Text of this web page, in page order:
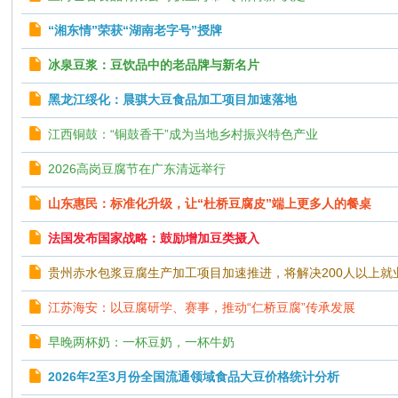
“湘东情”荣获“湖南老字号”授牌
冰泉豆浆：豆饮品中的老品牌与新名片
黑龙江绥化：晨骐大豆食品加工项目加速落地
江西铜鼓：“铜鼓香干”成为当地乡村振兴特色产业
2026高岗豆腐节在广东清远举行
山东惠民：标准化升级，让“杜桥豆腐皮”端上更多人的餐桌
法国发布国家战略：鼓励增加豆类摄入
贵州赤水包浆豆腐生产加工项目加速推进，将解决200人以上就
江苏海安：以豆腐研学、赛事，推动“仁桥豆腐”传承发展
早晚两杯奶：一杯豆奶，一杯牛奶
2026年2至3月份全国流通领域食品大豆价格统计分析